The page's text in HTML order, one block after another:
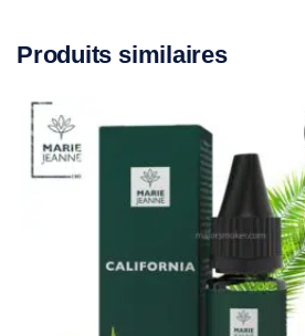
Produits similaires